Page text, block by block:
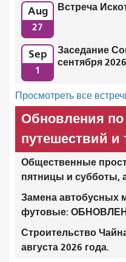
Aug
27
Встреча
Sep
1
Заседание
сентября
Просмотреть все
Обновления
путешествий и
Общественные
пятницы и субботы,
Замена автобусных
футовые:
Строительство
августа 2026 года.